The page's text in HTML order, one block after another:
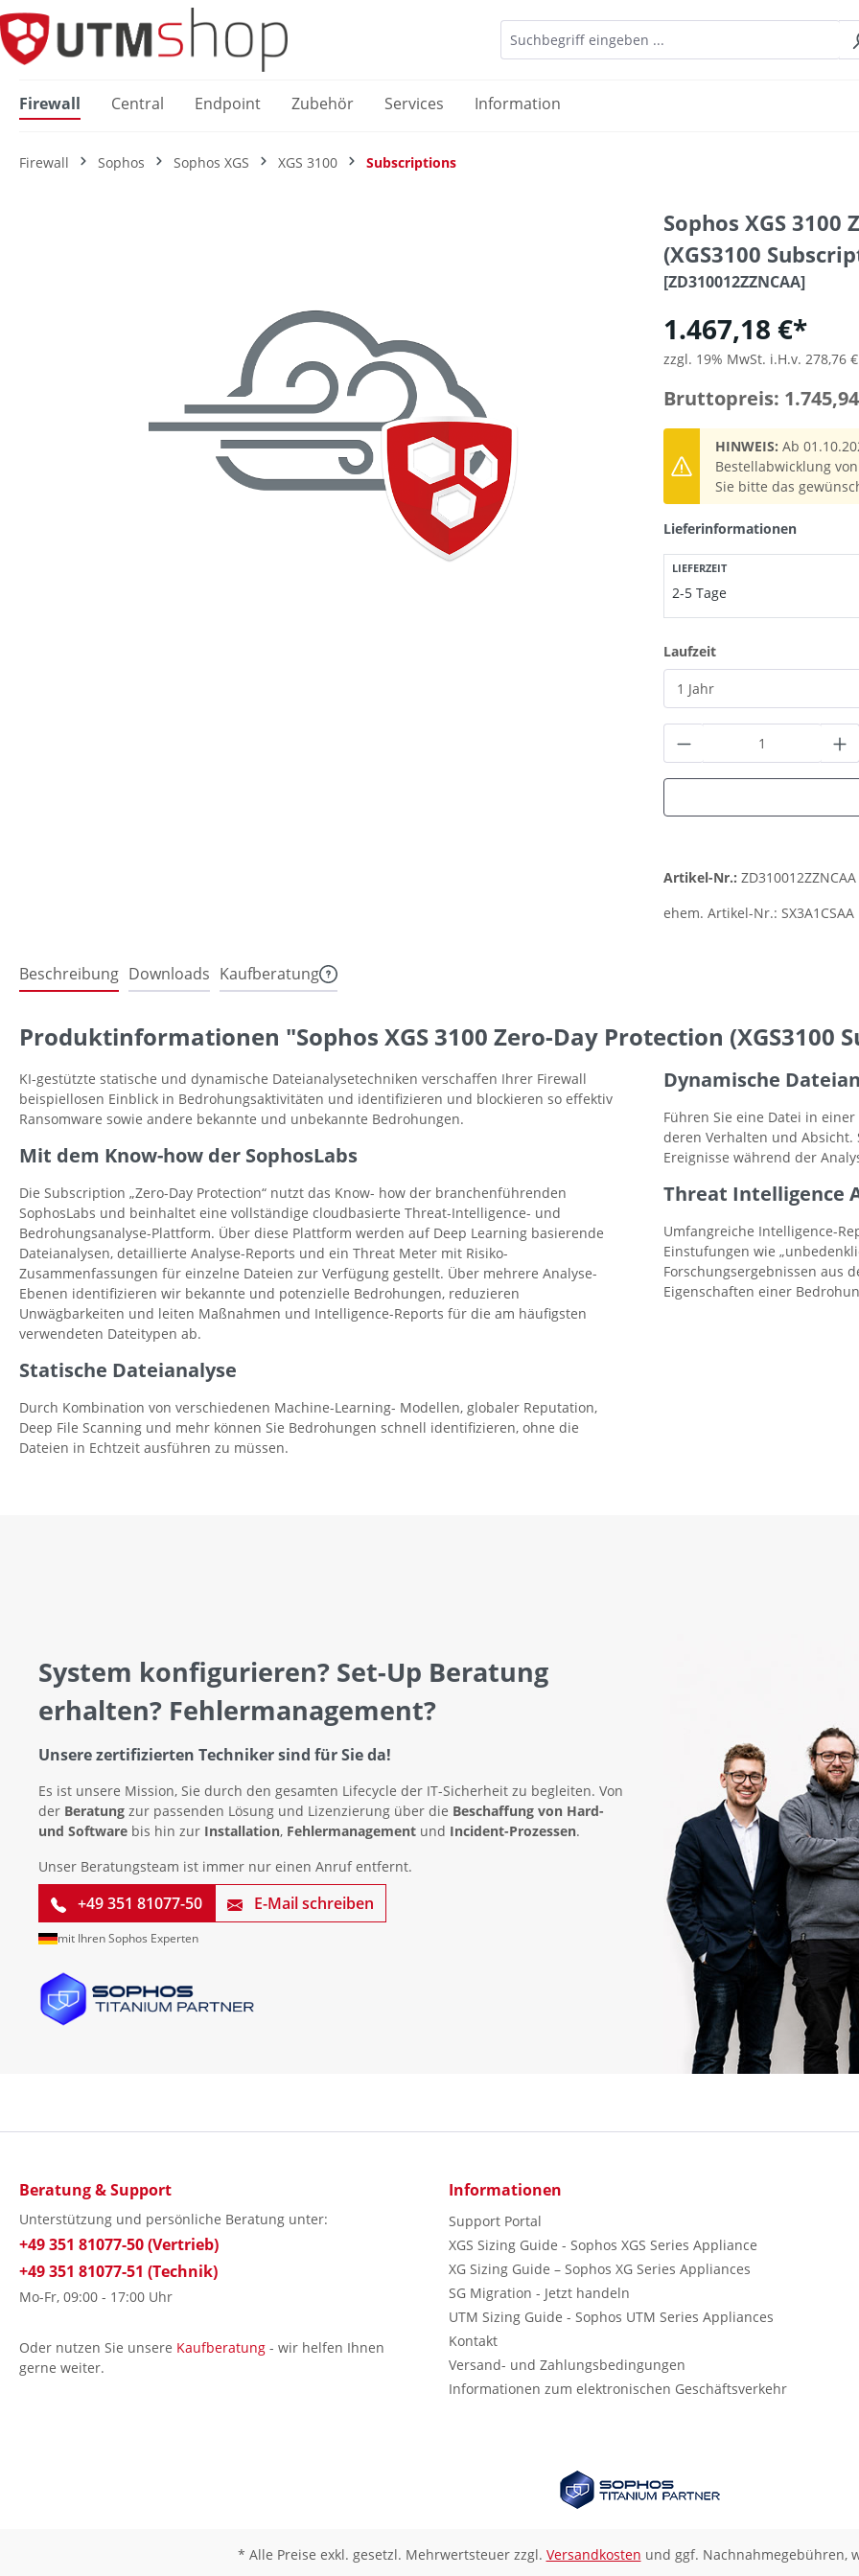
Zur Hauptnavigation springen
Firewall Central Endpoint Zubehör Services Information
Firewall Sophos Sophos XGS XGS 3100 Subscriptions
Sophos XGS
(XGS3100
[ZD310012ZZNCAA]
1.467,18 €*
zzgl. 19% MwSt. i.H.v. 278,76 €
Bruttopreis:
HINWEIS: Ab
Bestellabwicklung
Sie bitte das
Lieferinformationen
LIEFERZEIT
2-5 Tage
Laufzeitauswählen
Produkt Anzahl:
Artikel-Nr.: ZD310012ZZNCAA
ehem. Artikel-Nr.: SX3A1CSAA
Beschreibung Downloads Kaufberatung
Produktinformationen "Sophos XGS 3100 Zero-Day Protection (XGS3100
KI-gestützte statische und dynamische Dateianalysetechniken verschaffen Ihrer Firewall
beispiellosen Einblick in Bedrohungsaktivitäten und identifizieren und blockieren so effektiv
Ransomware sowie andere bekannte und unbekannte Bedrohungen.
Mit dem Know-how der SophosLabs
Die Subscription „Zero-Day Protection“ nutzt das Know- how der branchenführenden
SophosLabs und beinhaltet eine vollständige cloudbasierte Threat-Intelligence- und
Bedrohungsanalyse-Plattform. Über diese Plattform werden auf Deep Learning basierende
Dateianalysen, detaillierte Analyse-Reports und ein Threat Meter mit Risiko-
Zusammenfassungen für einzelne Dateien zur Verfügung gestellt. Über mehrere Analyse-
Ebenen identifizieren wir bekannte und potenzielle Bedrohungen, reduzieren
Unwägbarkeiten und leiten Maßnahmen und Intelligence-Reports für die am häufigsten
verwendeten Dateitypen ab.
Statische Dateianalyse
Durch Kombination von verschiedenen Machine-Learning- Modellen, globaler Reputation,
Deep File Scanning und mehr können Sie Bedrohungen schnell identifizieren, ohne die
Dateien in Echtzeit ausführen zu müssen.
Dynamische
Führen Sie eine Datei in
deren Verhalten und
Ereignisse während der
Threat Intelligence
Umfangreiche Intelligence-
Einstufungen wie
Forschungsergebnissen aus
Eigenschaften einer
System konfigurieren? Set-Up Beratung
erhalten? Fehlermanagement?
Unsere zertifizierten Techniker sind für Sie da!
Es ist unsere Mission, Sie durch den gesamten Lifecycle der IT-Sicherheit zu begleiten. Von
der Beratung zur passenden Lösung und Lizenzierung über die Beschaffung von Hard-
und Software bis hin zur Installation, Fehlermanagement und Incident-Prozessen.
Unser Beratungsteam ist immer nur einen Anruf entfernt.
+49 351 81077-50 E-Mail schreiben
mit Ihren Sophos Experten
Beratung & Support
Unterstützung und persönliche Beratung unter:
+49 351 81077-50 (Vertrieb)
+49 351 81077-51 (Technik)
Mo-Fr, 09:00 - 17:00 Uhr
Oder nutzen Sie unsere Kaufberatung - wir helfen Ihnen
gerne weiter.
Informationen
Support Portal
XGS Sizing Guide - Sophos XGS Series Appliance
XG Sizing Guide – Sophos XG Series Appliances
SG Migration - Jetzt handeln
UTM Sizing Guide - Sophos UTM Series Appliances
Kontakt
Versand- und Zahlungsbedingungen
Informationen zum elektronischen Geschäftsverkehr
* Alle Preise exkl. gesetzl. Mehrwertsteuer zzgl. Versandkosten und ggf. Nachnahmegebühren,